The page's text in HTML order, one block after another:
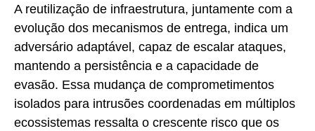
A reutilização de infraestrutura, juntamente com a
evolução dos mecanismos de entrega, indica um
adversário adaptável, capaz de escalar ataques,
mantendo a persistência e a capacidade de
evasão. Essa mudança de comprometimentos
isolados para intrusões coordenadas em múltiplos
ecossistemas ressalta o crescente risco que os